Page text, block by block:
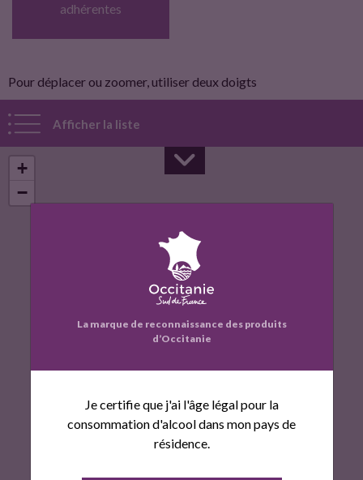
adhérentes
Pour déplacer ou zoomer, utiliser deux doigts
Afficher la liste
+
−
La marque de reconnaissance des produits
d’Occitanie
Je certifie que j'ai l'âge légal pour la
consommation d'alcool dans mon pays de
résidence.